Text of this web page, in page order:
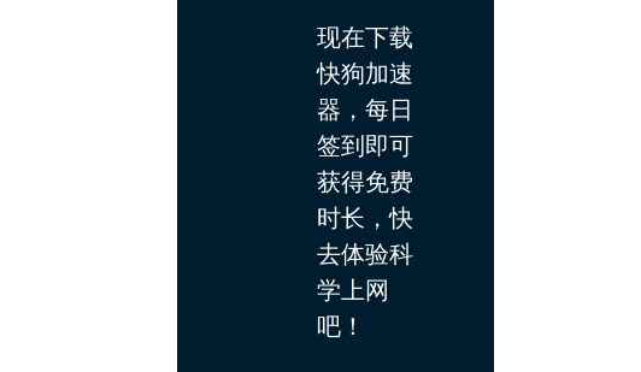
现在下载
快狗加速
器，每日
签到即可
获得免费
时长，快
去体验科
学上网
吧！